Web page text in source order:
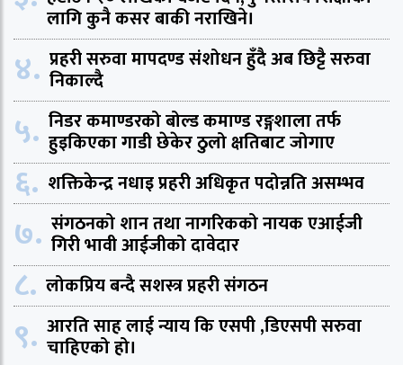
लागि कुनै कसर बाकी नराखिने।
४. प्रहरी सरुवा मापदण्ड संशोधन हुँदै अब छिट्टै सरुवा
निकाल्दै
५. निडर कमाण्डरको बोल्ड कमाण्ड रङ्गशाला तर्फ
हुइकिएका गाडी छेकेर ठुलो क्षतिबाट जोगाए
६. शक्तिकेन्द्र नधाइ प्रहरी अधिकृत पदोन्नति असम्भव
७. संगठनको शान तथा नागरिकको नायक एआईजी
गिरी भावी आईजीको दावेदार
८. लोकप्रिय बन्दै सशस्त्र प्रहरी संगठन
९. आरति साह लाई न्याय कि एसपी ,डिएसपी सरुवा
चाहिएको हो।